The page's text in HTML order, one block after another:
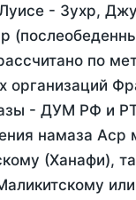
- Зухр,
по
организаций
- ДУМ РФ и
намаза Аср
(Ханафи),
или